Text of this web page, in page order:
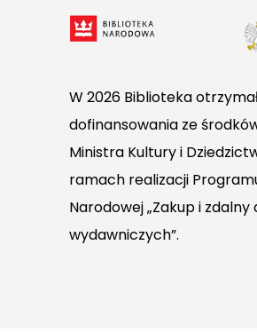
W 2026 Biblioteka
dofinansowania ze
Ministra Kultury i
ramach realizacji
Narodowej „Zakup i
wydawniczych”.